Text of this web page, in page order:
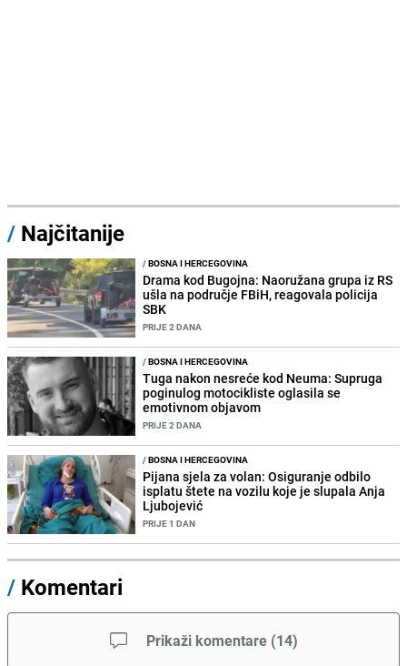
/ Najčitanije
/BOSNA I HERCEGOVINA
Drama kod Bugojna: Naoružana grupa iz RS
ušla na područje FBiH, reagovala policija
SBK
PRIJE 2 DANA
/BOSNA I HERCEGOVINA
Tuga nakon nesreće kod Neuma: Supruga
poginulog motocikliste oglasila se
emotivnom objavom
PRIJE 2 DANA
/BOSNA I HERCEGOVINA
Pijana sjela za volan: Osiguranje odbilo
isplatu štete na vozilu koje je slupala Anja
Ljubojević
PRIJE 1 DAN
/ Komentari
Prikaži komentare (14)